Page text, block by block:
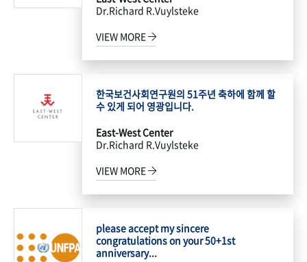
Dr.Richard R.Vuylsteke
VIEW MORE
한국보건사회연구원의 51주년 축하에 함께 할
수 있게 되어 영광입니다.
East-West Center
Dr.Richard R.Vuylsteke
VIEW MORE
please accept my sincere
congratulations on your 50+1st
anniversary...